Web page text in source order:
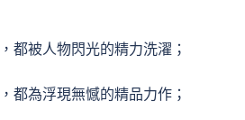
都被人物閃光的精力洗濯；
都為浮現無憾的精品力作；